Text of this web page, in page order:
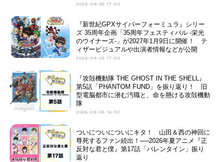
2026-08-05 17:00
『新世紀GPXサイバーフォーミュラ』シリー
ズ 35周年企画「35周年フェスティバル -栄光
のウイナーズ-」が2027年1月9日に開催！ テ
ィザービジュアルや出演者情報などが公開
2026-08-05 17:00
『攻殻機動隊 THE GHOST IN THE SHELL』
第5話「PHANTOM FUND」を振り返り！ 旧
型電脳都市に潜む汚職と、命を懸ける攻殻機動
隊
2026-08-05 16:30
ついについについにキタ！ 山田＆西の神回に
尊死するファン続出！──2026年夏アニメ『正
反対な君と僕』第17話「バレンタイン」振り
返り